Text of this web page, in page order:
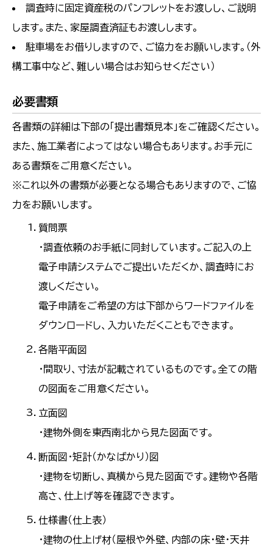
調査時に固定資産税のパンフレットをお渡しし、ご説明
します。また、家屋調査済証もお渡しします。
駐車場をお借りしますので、ご協力をお願いします。（外
構工事中など、難しい場合はお知らせください）
必要書類
各書類の詳細は下部の「提出書類見本」をご確認ください。
また、施工業者によってはない場合もあります。お手元に
ある書類をご用意ください。
※これ以外の書類が必要となる場合もありますので、ご協
力をお願いします。
質問票
・調査依頼のお手紙に同封しています。ご記入の上
電子申請システムでご提出いただくか、調査時にお
渡しください。
電子申請をご希望の方は下部からワードファイルを
ダウンロードし、入力いただくこともできます。
各階平面図
・間取り、寸法が記載されているものです。全ての階
の図面をご用意ください。
立面図
・建物外側を東西南北から見た図面です。
断面図・矩計（かなばかり）図
・建物を切断し、真横から見た図面です。建物や各階
高さ、仕上げ等を確認できます。
仕様書（仕上表）
・建物の仕上げ材（屋根や外壁、内部の床・壁・天井